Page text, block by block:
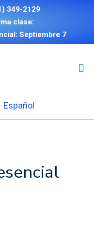
349-2129
clase:
Septiembre 7
Español